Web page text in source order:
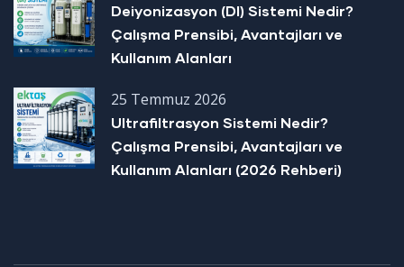
Deiyonizasyon (DI) Sistemi Nedir?
Çalışma Prensibi, Avantajları ve
Kullanım Alanları
25 Temmuz 2026
Ultrafiltrasyon Sistemi Nedir?
Çalışma Prensibi, Avantajları ve
Kullanım Alanları (2026 Rehberi)